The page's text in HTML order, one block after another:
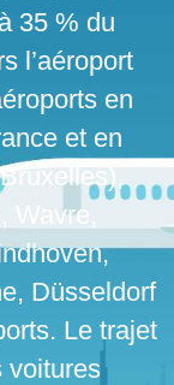
35 % du
l’aéroport
en
et en
Wavre,
Düsseldorf
Le trajet
voitures